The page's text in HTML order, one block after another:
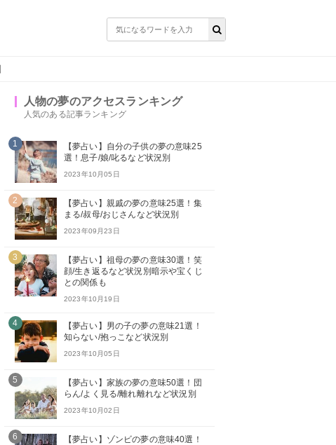
人物の夢のアクセスランキング
人気のある記事ランキング
1
【夢占い】自分の子供の夢の意味25
選！息子/娘/叱るなど状況別
2023年10月05日
2
【夢占い】親戚の夢の意味25選！集
まる/叔母/おじさんなど状況別
2023年09月23日
3
【夢占い】祖母の夢の意味30選！笑
顔/生き返るなど状況別暗示や宝くじ
との関係も
2023年10月19日
4
【夢占い】男の子の夢の意味21選！
知らない/抱っこなど状況別
2023年10月05日
5
【夢占い】家族の夢の意味50選！団
らん/よく見る/離れ離れなど状況別
2023年10月02日
6
【夢占い】ゾンビの夢の意味40選！